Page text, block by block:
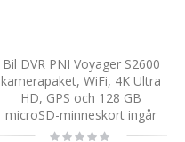
Bil DVR PNI Voyager S2600
kamerapaket, WiFi, 4K Ultra
HD, GPS och 128 GB
microSD-minneskort ingår
Rating: